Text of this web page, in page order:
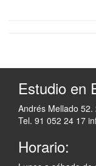
Estudio en
Andrés Mellado
Tel. 91 052 24 17
Horario: